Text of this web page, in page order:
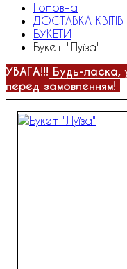
Головна
ДОСТАВКА КВІТІВ
БУКЕТИ
Букет "Луїза"
УВАГА!!! Будь-ласка,
перед замовленням!